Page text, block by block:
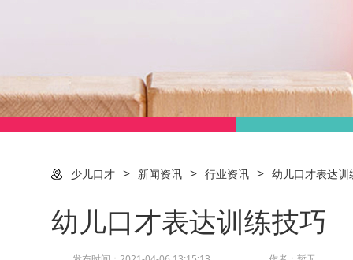
少儿口才 > 新闻资讯 > 行业资讯 > 幼儿口才表达训
幼儿口才表达训练技巧